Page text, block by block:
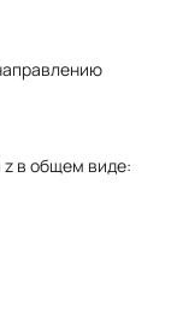
в общем виде: